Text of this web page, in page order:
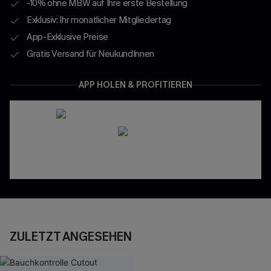
-10% ohne MBW auf Ihre erste Bestellung
Exklusiv: Ihr monatlicher Mitgliedertag
App-Exklusive Preise
Gratis Versand für NeukundInnen
APP HOLEN & PROFITIEREN
ZULETZT ANGESEHEN